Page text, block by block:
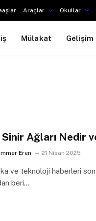
Araçlar Okullar
Mülakat Gelişim
Ağları Nedir
Eren 21 Nisan 2025
ve teknoloji haberleri
beri…